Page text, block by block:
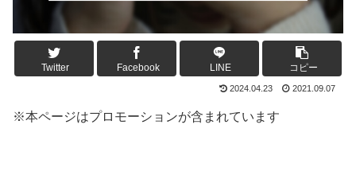
Twitter Facebook LINE コピー
2024.04.23 2021.09.07
※本ページはプロモーションが含まれています